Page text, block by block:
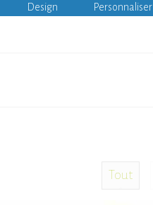
Design Personnaliser
Tout